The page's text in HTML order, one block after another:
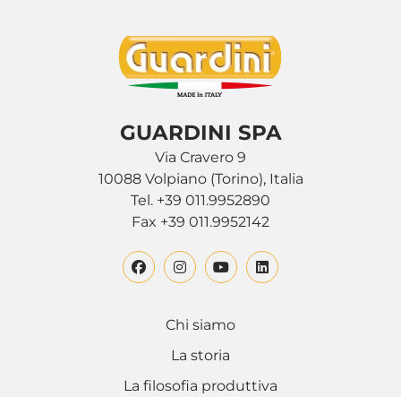
GUARDINI SPA
Via Cravero 9
10088 Volpiano (Torino), Italia
Tel. +39 011.9952890
Fax +39 011.9952142
Chi siamo
La storia
La filosofia produttiva